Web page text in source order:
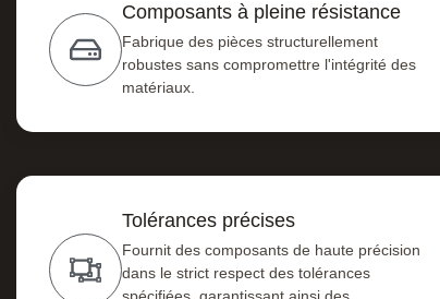
Composants à pleine résistance
Fabrique des pièces structurellement
robustes sans compromettre l'intégrité des
matériaux.
Tolérances précises
Fournit des composants de haute précision
dans le strict respect des tolérances